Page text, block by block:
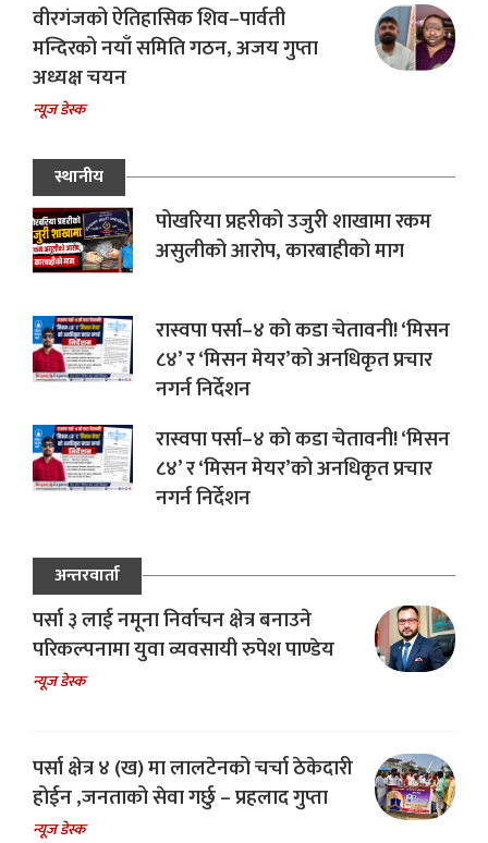
वीरगंजको ऐतिहासिक शिव–पार्वती
मन्दिरको नयाँ समिति गठन, अजय गुप्ता
अध्यक्ष चयन
न्यूज डेस्क
स्थानीय
पोखरिया प्रहरीको उजुरी शाखामा रकम
असुलीको आरोप, कारबाहीको माग
रास्वपा पर्सा–४ को कडा चेतावनी! ‘मिसन
८४’ र ‘मिसन मेयर’को अनधिकृत प्रचार
नगर्न निर्देशन
रास्वपा पर्सा–४ को कडा चेतावनी! ‘मिसन
८४’ र ‘मिसन मेयर’को अनधिकृत प्रचार
नगर्न निर्देशन
अन्तरवार्ता
पर्सा ३ लाई नमूना निर्वाचन क्षेत्र बनाउने
परिकल्पनामा युवा व्यवसायी रुपेश पाण्डेय
न्यूज डेस्क
पर्सा क्षेत्र ४ (ख) मा लालटेनको चर्चा ठेकेदारी
होईन ,जनताको सेवा गर्छु – प्रहलाद गुप्ता
न्यूज डेस्क